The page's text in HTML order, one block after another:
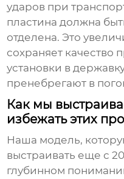
ударов при
пластина должна
отделена. Это
сохраняет качество
установки в
пренебрегают в
Как мы
избежать этих
Наша модель,
выстраивать еще с
глубинном